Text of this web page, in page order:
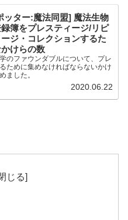
ッター:魔法同盟] 魔法生物
簿をプレスティージ/リピ
ジ・コレクションするた
けらの数
のファウンダブルについて、プレ
ために集めなければならないかけ
ました。
2020.06.22